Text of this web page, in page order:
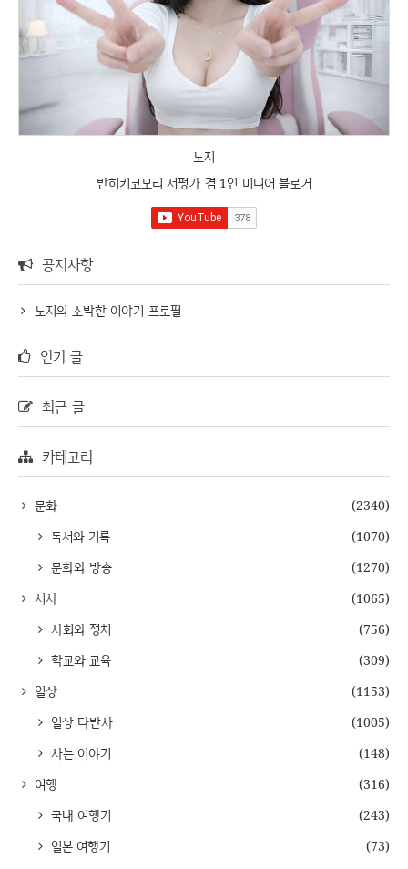
노지
반히키코모리 서평가 겸 1인 미디어 블로거
공지사항
노지의 소박한 이야기 프로필
인기 글
최근 글
카테고리
문화
(2340)
독서와 기록
(1070)
문화와 방송
(1270)
시사
(1065)
사회와 정치
(756)
학교와 교육
(309)
일상
(1153)
일상 다반사
(1005)
사는 이야기
(148)
여행
(316)
국내 여행기
(243)
일본 여행기
(73)